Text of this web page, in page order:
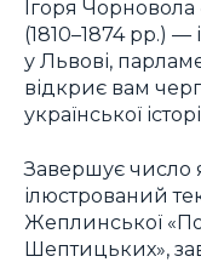
Ігоря
(1810–1874 рр.) —
у Львові,
відкриє вам
української
Завершує число
ілюстрований
Жеплинської
Шептицьких»,